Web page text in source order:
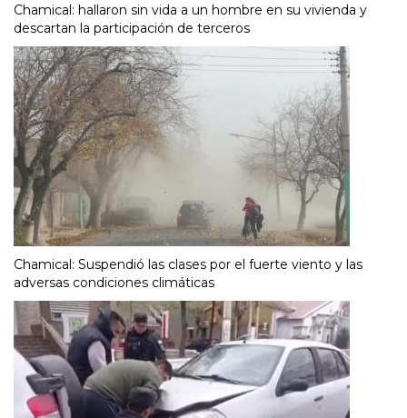
Chamical: hallaron sin vida a un hombre en su vivienda y
descartan la participación de terceros
Chamical: Suspendió las clases por el fuerte viento y las
adversas condiciones climáticas